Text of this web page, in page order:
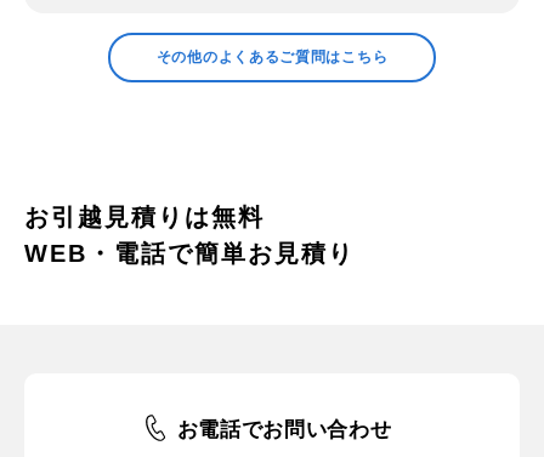
引越し先は近いので、 なるべく引越費用
を安くしたいのですが？
その他のよくあるご質問はこちら
お引越見積りは無料
WEB・電話で簡単お見積り
お電話でお問い合わせ